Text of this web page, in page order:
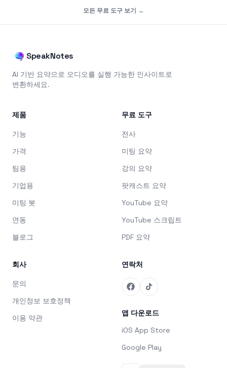
모든 무료 도구 보기 →
SpeakNotes
AI 기반 요약으로 오디오를 실행 가능한 인사이트로
변환하세요.
제품
기능
가격
팀용
기업용
미팅 봇
연동
블로그
무료 도구
전사
미팅 요약
강의 요약
팟캐스트 요약
YouTube 요약
YouTube 스크립트
PDF 요약
회사
문의
개인정보 보호정책
이용 약관
연락처
앱 다운로드
iOS App Store
Google Play